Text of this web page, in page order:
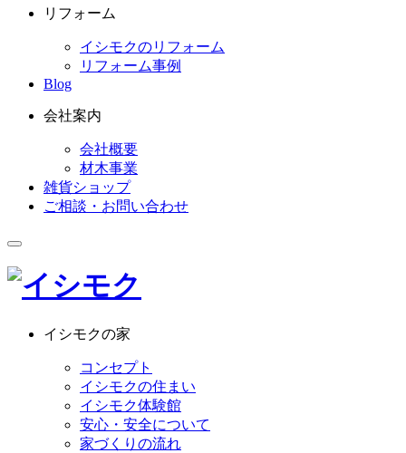
リフォーム
イシモクのリフォーム
リフォーム事例
Blog
会社案内
会社概要
材木事業
雑貨ショップ
ご相談・お問い合わせ
イシモクの家
コンセプト
イシモクの住まい
イシモク体験館
安心・安全について
家づくりの流れ